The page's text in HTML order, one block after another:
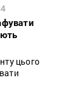
цього